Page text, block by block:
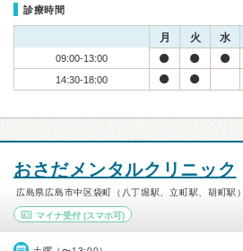
診療時間
月 火 水
09:00-13:00
14:30-18:00
おさだメンタルクリニック
広島県広島市中区袋町（八丁堀駅、立町駅、胡町駅）
マイナ受付 (スマホ可)